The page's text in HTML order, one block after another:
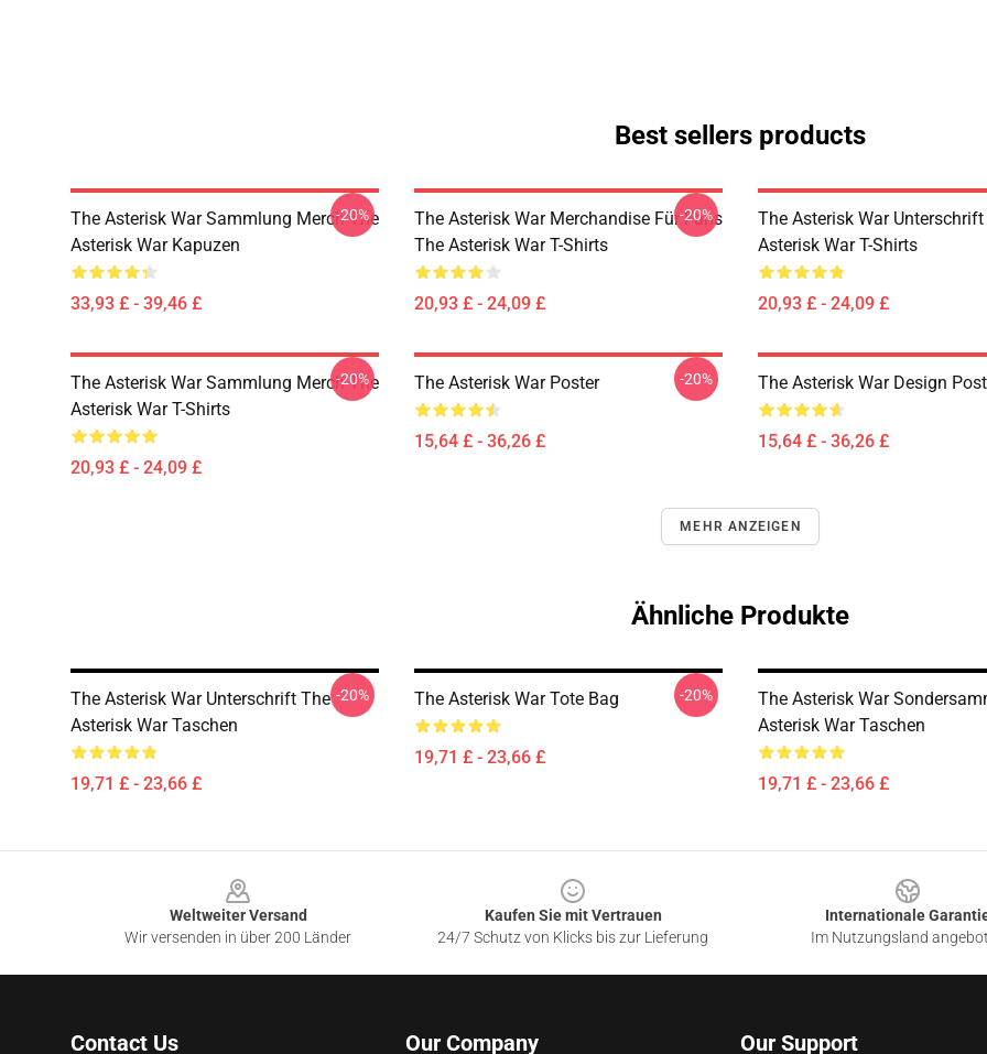
Best sellers products
The Asterisk War Sammlung Merch The
Asterisk War Kapuzen
33,93 £ - 39,46 £
-20%
The Asterisk War Merchandise Für Fans
The Asterisk War T-Shirts
20,93 £ - 24,09 £
-20%
The Asterisk War
Asterisk War T-Shirts
20,93 £ - 24,09 £
The Asterisk War Sammlung Merch The
Asterisk War T-Shirts
20,93 £ - 24,09 £
-20% The Asterisk War Poster
15,64 £ - 36,26 £
-20% The Asterisk War Design
15,64 £ - 36,26 £
MEHR ANZEIGEN
Ähnliche Produkte
The Asterisk War Unterschrift The
Asterisk War Taschen
19,71 £ - 23,66 £
-20% The Asterisk War Tote Bag
19,71 £ - 23,66 £
-20%
The Asterisk War
Asterisk War Taschen
19,71 £ - 23,66 £
Weltweiter Versand
Wir versenden in über 200 Länder
Kaufen Sie mit Vertrauen
24/7 Schutz von Klicks bis zur Lieferung
Internationale
Im Nutzungsland
Contact Us Our Company Our Support